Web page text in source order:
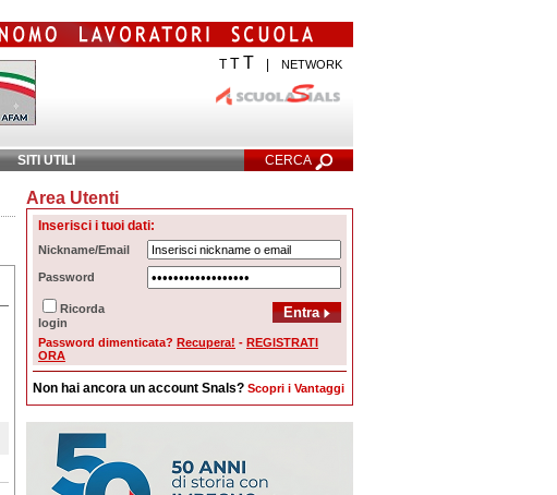
T TT NETWORK
SITI UTILI CERCA
Ricerca Avanzata
Area Utenti
Inserisci i tuoi dati:
Nickname/Email
Password
Ricorda
login
Password dimenticata? Recupera! - REGISTRATI
ORA
Non hai ancora un account Snals? Scopri i Vantaggi